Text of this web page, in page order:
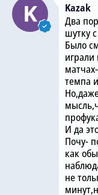
Kazak
Два
шутку
Было
играли
темпа
И да
Почу-
как
не